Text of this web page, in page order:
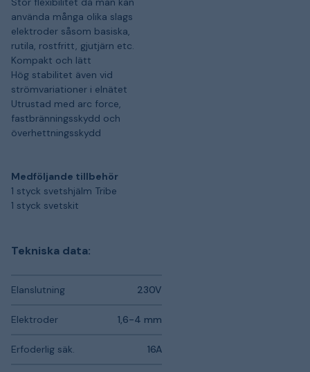
använda många olika slags
elektroder såsom basiska,
rutila, rostfritt, gjutjärn etc.
Kompakt och lätt
Hög stabilitet även vid
strömvariationer i elnätet
Utrustad med arc force,
fastbränningsskydd och
överhettningsskydd
Medföljande tillbehör
1 styck svetshjälm Tribe
1 styck svetskit
Tekniska data:
Elanslutning 230V
Elektroder 1,6-4 mm
Erfoderlig säk. 16A